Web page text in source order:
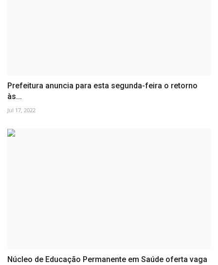
Prefeitura anuncia para esta segunda-feira o retorno
às...
Jul 17, 2022
Núcleo de Educação Permanente em Saúde oferta vaga